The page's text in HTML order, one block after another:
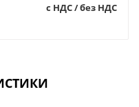
с НДС / без НДС